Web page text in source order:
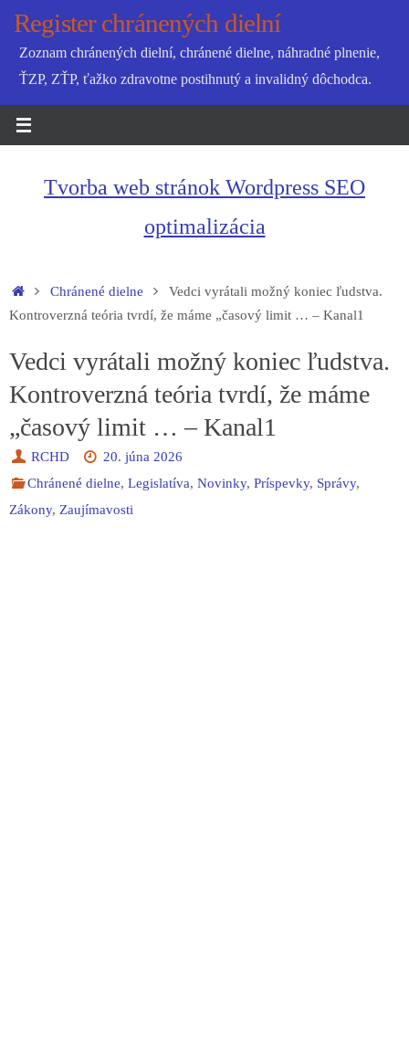
SkipRegister chránených dielní
Zoznam chránených dielní, chránené dielne, náhradné plnenie,
ŤZP, ZŤP, ťažko zdravotne postihnutý a invalidný dôchodca.
Tvorba web stránok Wordpress SEO
optimalizácia
HomeChránené dielne
Vedci vyrátali možný koniec ľudstva.
Kontroverzná teória tvrdí, že máme „časový limit … – Kanal1
Vedci vyrátali možný koniec ľudstva.
Kontroverzná teória tvrdí, že máme
„časový limit … – Kanal1
RCHD
20. júna 2026
Chránené dielne,Legislatíva,Novinky,Príspevky, Správy,
Zákony, Zaujímavosti